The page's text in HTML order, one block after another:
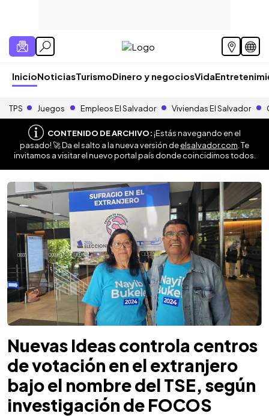
InicioNoticiasTurismoDinero y negociosVida
TPS Juegos Empleos El Salvador Viviendas El Salvador
CONTENIDO DE ARCHIVO:¡Estás navegando en el
pasado! 🚀 Da el salto a la nueva versión deelsalvador.com . Te
invitamos a visitar el nuevo portal país donde coincidimos todos.
Nuevas Ideas controla centros
de votación en el extranjero
bajo el nombre del TSE, según
investigación de FOCOS